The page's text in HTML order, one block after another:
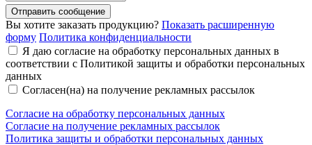
Отправить сообщение
Вы хотите заказать продукцию? Показать расширенную
форму Политика конфиденциальности
Я даю согласие на обработку персональных данных в
соответствии с Политикой защиты и обработки персональных
данных
Согласен(на) на получение рекламных рассылок
Согласие на обработку персональных данных
Согласие на получение рекламных рассылок
Политика защиты и обработки персональных данных